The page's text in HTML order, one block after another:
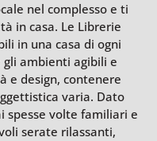
nel complesso e ti
in casa. Le Librerie
in una casa di ogni
ambienti agibili e
e design, contenere
varia. Dato
spesse volte familiari e
serate rilassanti,